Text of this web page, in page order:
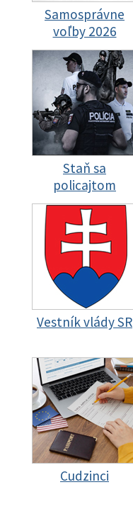
Samosprávne
voľby 2026
Staň sa
policajtom
Vestník vlády SR
Cudzinci